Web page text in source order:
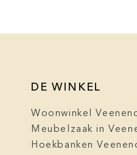
DE WINKEL
Woonwinkel
Meubelzaak in
Hoekbanken